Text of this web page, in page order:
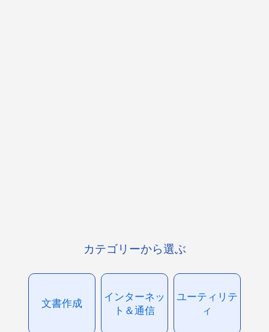
カテゴリーから選ぶ
文書作成
インターネッ
ト＆通信
ユーティリテ
ィ